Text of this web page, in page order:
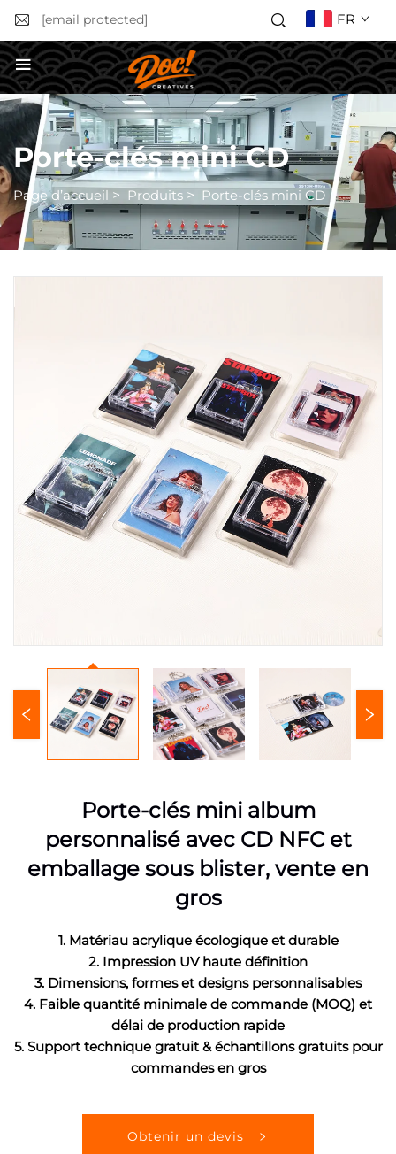
[email protected] FR
Obtenir un devis
Porte-clés mini CD
Page d’accueil > Produits > Porte-clés mini CD
Porte-clés mini album
personnalisé avec CD NFC et
emballage sous blister, vente en
gros
1. Matériau acrylique écologique et durable
2. Impression UV haute définition
3. Dimensions, formes et designs personnalisables
4. Faible quantité minimale de commande (MOQ) et
délai de production rapide
5. Support technique gratuit & échantillons gratuits pour
commandes en gros
Obtenir un devis